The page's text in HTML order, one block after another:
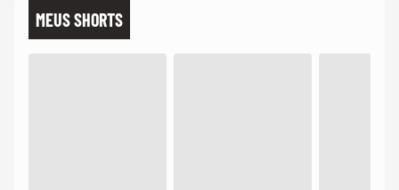
MEUS SHORTS